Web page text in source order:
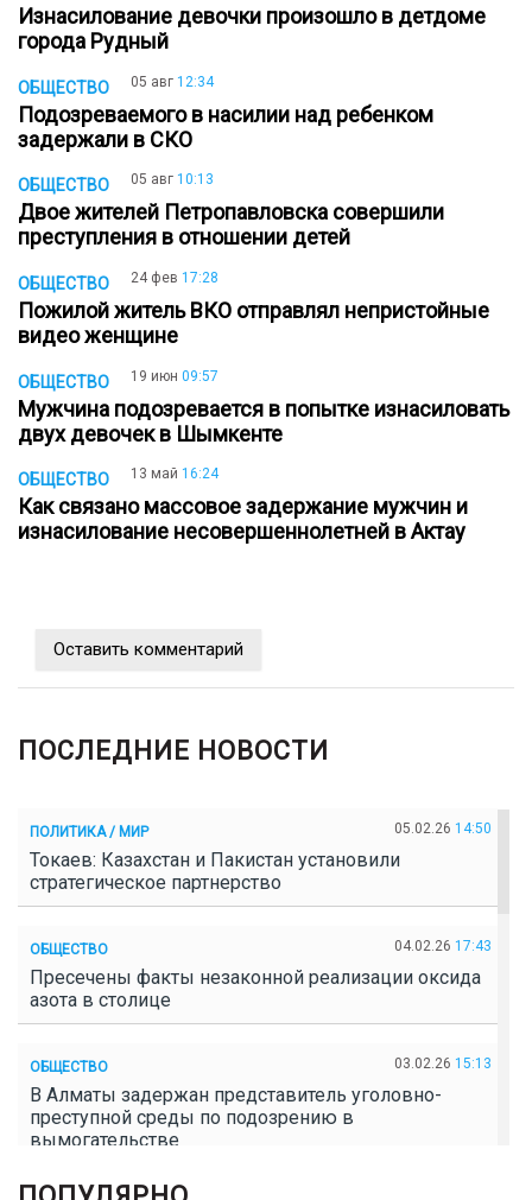
Изнасилование девочки произошло в детдоме
города Рудный
ОБЩЕСТВО 05 авг 12:34
Подозреваемого в насилии над ребенком
задержали в СКО
ОБЩЕСТВО 05 авг 10:13
Двое жителей Петропавловска совершили
преступления в отношении детей
ОБЩЕСТВО 24 фев 17:28
Пожилой житель ВКО отправлял непристойные
видео женщине
ОБЩЕСТВО 19 июн 09:57
Мужчина подозревается в попытке изнасиловать
двух девочек в Шымкенте
ОБЩЕСТВО 13 май 16:24
Как связано массовое задержание мужчин и
изнасилование несовершеннолетней в Актау
Оставить комментарий
ПОСЛЕДНИЕ НОВОСТИ
ПОЛИТИКА / МИР 05.02.26 14:50
Токаев: Казахстан и Пакистан установили
стратегическое партнерство
ОБЩЕСТВО 04.02.26 17:43
Пресечены факты незаконной реализации оксида
азота в столице
ОБЩЕСТВО 03.02.26 15:13
В Алматы задержан представитель уголовно-
преступной среды по подозрению в
вымогательстве